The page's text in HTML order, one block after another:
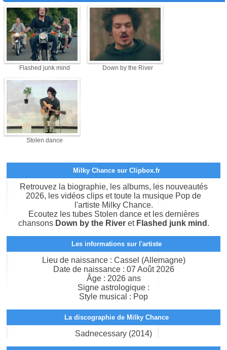
Flashed junk mind Down by the River
Stolen dance
Milky Chance sur Clipbox.fr
Retrouvez la biographie, les albums, les nouveautés
2026, les vidéos clips et toute la musique Pop de
l'artiste Milky Chance.
Ecoutez les tubes Stolen dance et les dernières
chansons Down by the Riveret Flashed junk mind .
Les informations sur l'artiste
Lieu de naissance : Cassel (Allemagne)
Date de naissance : 07 Août 2026
Âge : 2026 ans
Signe astrologique :
Style musical : Pop
La discographie de Milky Chance
Sadnecessary (2014)